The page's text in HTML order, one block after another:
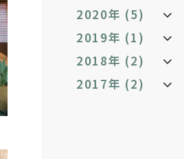
2020年 (5)
2019年 (1)
2018年 (2)
2017年 (2)